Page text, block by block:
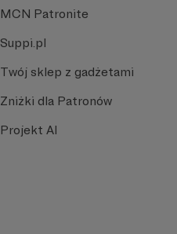
MCN Patronite
Suppi.pl
Twój sklep z gadżetami
Zniżki dla Patronów
Projekt AI